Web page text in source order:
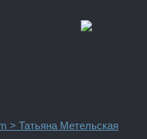
> Татьяна Метельская